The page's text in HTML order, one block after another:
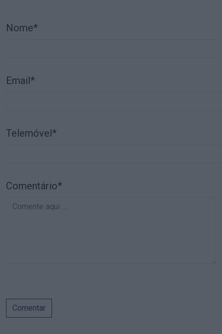
Nome*
Email*
Telemóvel*
Comentário*
Comentar